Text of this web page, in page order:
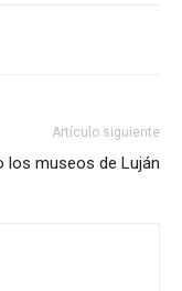
Artículo siguiente
los museos de Luján